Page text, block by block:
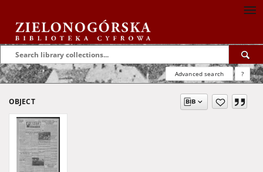
Advanced search ?
OBJECT